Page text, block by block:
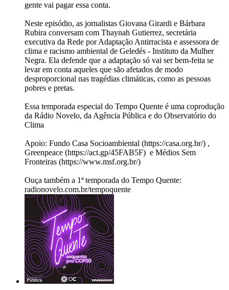
gente vai pagar essa conta.
Neste episódio, as jornalistas Giovana Girardi e Bárbara
Rubira conversam com Thaynah Gutierrez, secretária
executiva da Rede por Adaptação Antirracista e assessora de
clima e racismo ambiental de Geledés - Instituto da Mulher
Negra. Ela defende que a adaptação só vai ser bem-feita se
levar em conta aqueles que são afetados de modo
desproporcional nas tragédias climáticas, como as pessoas
pobres e pretas.
Essa temporada especial do Tempo Quente é uma coprodução
da Rádio Novelo, da Agência Pública e do Observatório do
Clima
Apoio: Fundo Casa Socioambiental (⁠https://casa.org.br/⁠) ,
Greenpeace (⁠https://act.gp/45FAB5F⁠) e Médios Sem
Fronteiras (⁠https://www.msf.org.br/⁠)
Ouça também a 1ª temporada do Tempo Quente:
radionovelo.com.br/tempoquente